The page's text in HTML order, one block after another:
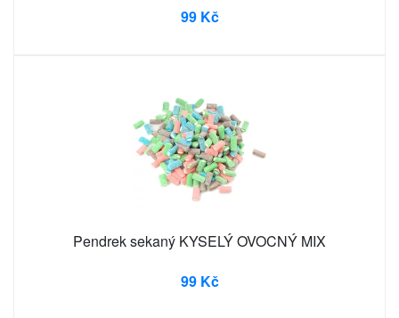
99 Kč
Pendrek sekaný KYSELÝ OVOCNÝ MIX
99 Kč